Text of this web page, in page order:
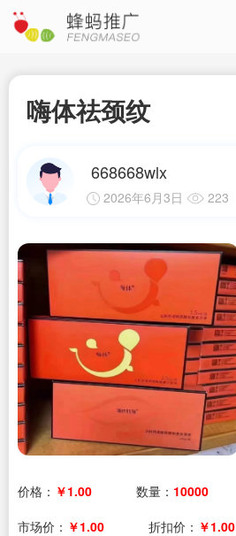
嗨体祛颈纹
668668wlx
2026年6月3日 223
价格： ￥1.00 数量： 10000
市场价： ￥1.00 折扣价： ￥1.00